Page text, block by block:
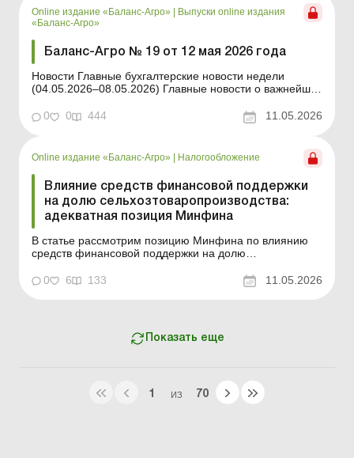
статуса единщика ...
Online издание «Баланс-Агро»
Выпуски online издания
«Баланс-Агро»
Баланс-Агро № 19 от 12 мая 2026 года
Новости Главные бухгалтерские новости недели
(04.05.2026–08.05.2026) Главные новости о важнейших
ежедневно Содержание номера Отчетность
Читать Отчетность сельхозпредприятий об отходах
0 0 444 11.05.2026
Online издание «Баланс-Агро» | Налогообложение
Влияние средств финансовой поддержки
на долю сельхозтоваропроизводства:
адекватная позиция Минфина
В статье рассмотрим позицию Минфина по влиянию
средств финансовой поддержки на долю
мая 2026 года В последнее время
сельхозпредприятия, являющиеся плательщиками
0 6 133 11.05.2026
Показать еще
1 ИЗ 70